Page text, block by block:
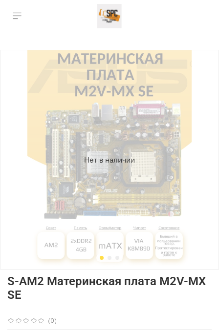
Нет в наличии
(0)
S-AM2 Материнская плата M2V-MX
SE